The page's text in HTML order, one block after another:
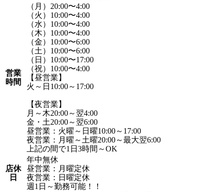
営業
時間
（月）20:00〜4:00
（火）10:00〜4:00
（水）10:00〜4:00
（木）10:00〜4:00
（金）10:00〜6:00
（土）10:00〜6:00
（日）10:00〜17:00
（祝）10:00〜4:00
【昼営業】
火～日10:00～17:00
【夜営業】
月～木20:00～翌4:00
金・土20:00～翌6:00
昼営業：火曜～日曜10:00～17:00
夜営業：月曜～土曜20:00～最大翌6:00
上記の間で1日3時間～OK
店休
日
年中無休
昼営業：月曜定休
夜営業：日曜定休
週1日～勤務可能！！